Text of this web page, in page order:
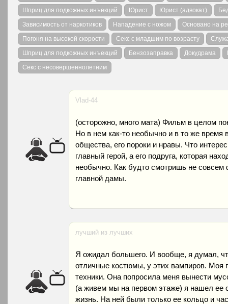
Шприц для подкожных инъекций
Юрист Юрист (адвокат)
Зависимость от наркотиков
Нападение с ножом
Основано на
Погоня на высокой скорости
Секс с младшим по возрасту
Шприц для подкожных инъекций
Бензозаправка Докудрама
Секс с несовершеннолетним
Vlad-44
(осторожно, много мата) Фильм в целом
Но в нем как-то необычно и в то же время
общества, его пороки и нравы. Что
главный герой, а его подруга, которая
необычно. Как будто смотришь не совсем
главной дамы.
лучший из лучших
Я ожидал большего. И вообще, я думал,
отличные костюмы, у этих вампиров. Моя
техники. Она попросила меня вынести
(а живем мы на первом этаже) я нашел ее
жизнь. На ней были только ее кольцо и